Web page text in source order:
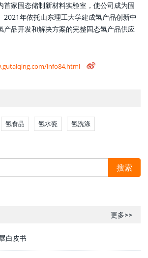
首家固态储制新材料实验室，使公司成为固
2021年依托山东理工大学建成氢产品创新中
产品开发和解决方案的完整固态氢产品供应
info84.html
氢食品 氢水瓷 氢洗涤
更多>>
白皮书